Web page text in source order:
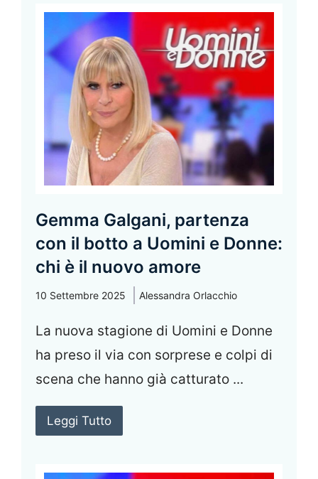
Gemma Galgani, partenza
con il botto a Uomini e Donne:
chi è il nuovo amore
10 Settembre 2025 Alessandra Orlacchio
La nuova stagione di Uomini e Donne
ha preso il via con sorprese e colpi di
scena che hanno già catturato ...
Leggi Tutto